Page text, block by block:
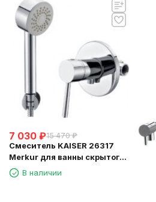
7 030 ₽15 470 ₽
Смеситель KAISER 26317
Merkur для ванны скрытого
монтажа
В наличии